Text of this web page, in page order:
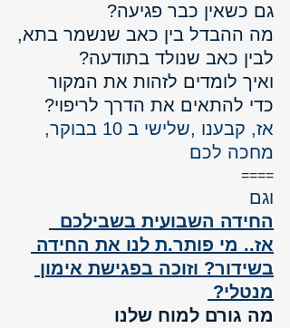
גם כשאין כבר פגיעה?
מה ההבדל בין כאב שנשמר בתא,
לבין כאב שנולד בתודעה?
ואיך לומדים לזהות את המקור
כדי להתאים את הדרך לריפוי?
אז, קבענו ,שלישי ב 10 בבוקר,
מחכה לכם
====
וגם
החידה השבועית בשבילכם
אז.. מי פותר.ת לנו את החידה
בשידור? וזוכה בפגישת אימון
מנטלי?
מה גורם למוח שלנו